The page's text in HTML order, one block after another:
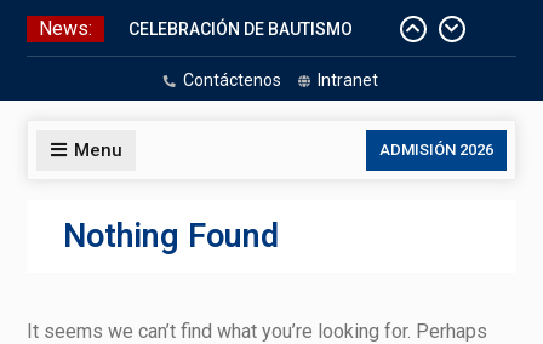
Skip
News:
CELEBRACIÓN DE BAUTISMO
Pizarras Inteligentes
Laboratorios de Cómputo
Contáctenos Intranet
Menu ADMISIÓN 2026
Nothing Found
It seems we can’t find what you’re looking for. Perhaps